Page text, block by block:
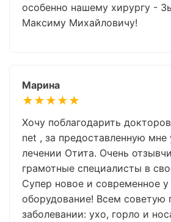
особенно нашему хирургу -
Максиму Михайловичу!
Марина
★★★★★
Хочу поблагодарить
net , за предоставленную мне
лечении Отита. Очень
грамотные специалисты в
Супер новое и современное у
оборудование! Всем советую
заболевании: ухо, горло и